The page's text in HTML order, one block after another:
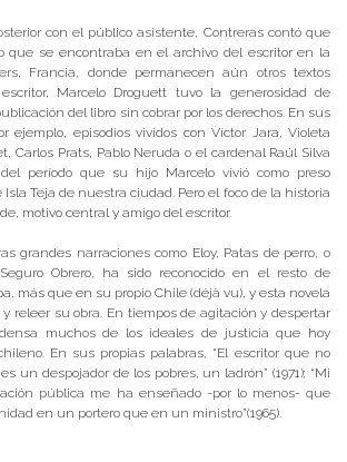
con el público asistente, Contreras contó que
que se encontraba en el archivo del escritor en la
Francia, donde permanecen aún otros textos
Marcelo Droguett tuvo la generosidad de
del libro sin cobrar por los derechos. En sus
ejemplo, episodios vividos con Víctor Jara, Violeta
Carlos Prats, Pablo Neruda o el cardenal Raúl Silva
período que su hijo Marcelo vivió como preso
Teja de nuestra ciudad. Pero el foco de la historia
motivo central y amigo del escritor.
grandes narraciones como Eloy, Patas de perro, o
Obrero, ha sido reconocido en el resto de
más que en su propio Chile (déjà vu), y esta novela
releer su obra. En tiempos de agitación y despertar
muchos de los ideales de justicia que hoy
En sus propias palabras, “El escritor que no
un despojador de los pobres, un ladrón” (1971); “Mi
pública me ha enseñado -por lo menos- que
en un portero que en un ministro”(1965).